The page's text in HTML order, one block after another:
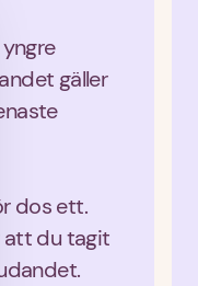
gäller
dos ett.
att du tagit